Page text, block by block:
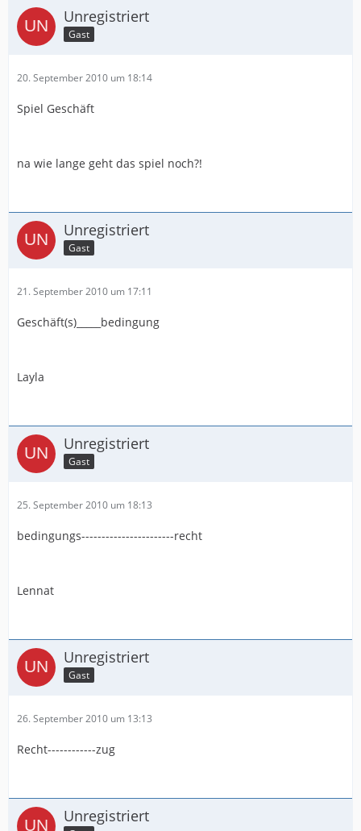
Unregistriert
Gast
20. September 2010 um 18:14
Spiel Geschäft
na wie lange geht das spiel noch?!
Unregistriert
Gast
21. September 2010 um 17:11
Geschäft(s)_____bedingung
Layla
Unregistriert
Gast
25. September 2010 um 18:13
bedingungs-----------------------recht
Lennat
Unregistriert
Gast
26. September 2010 um 13:13
Recht------------zug
Unregistriert